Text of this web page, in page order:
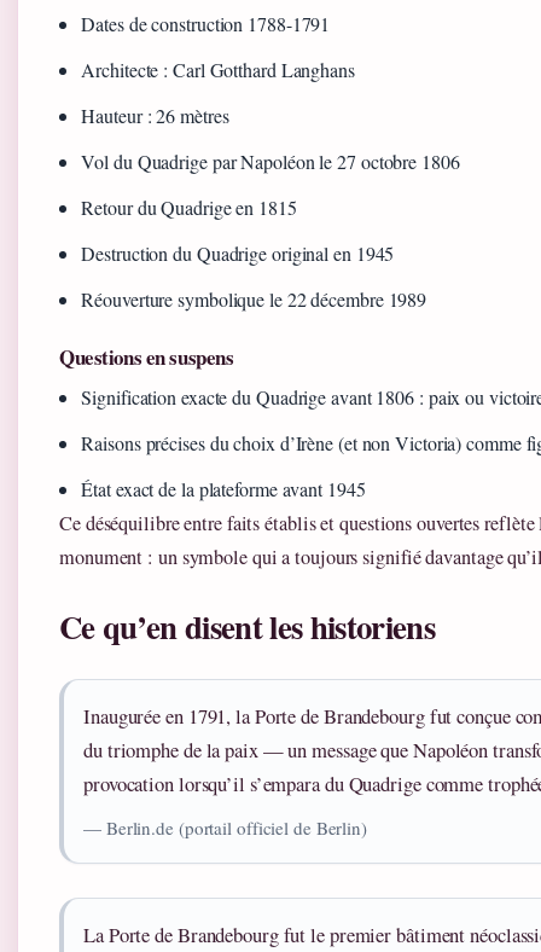
Dates de construction 1788-1791
Architecte : Carl Gotthard Langhans
Hauteur : 26 mètres
Vol du Quadrige par Napoléon le 27 octobre 1806
Retour du Quadrige en 1815
Destruction du Quadrige original en 1945
Réouverture symbolique le 22 décembre 1989
Questions en suspens
Signification exacte du Quadrige avant 1806 : paix ou
Raisons précises du choix d’Irène (et non Victoria) comme
État exact de la plateforme avant 1945
Ce déséquilibre entre faits établis et questions ouvertes
monument : un symbole qui a toujours signifié davantage
Ce qu’en disent les historiens
Inaugurée en 1791, la Porte de Brandebourg fut conçue
du triomphe de la paix — un message que Napoléon
provocation lorsqu’il s’empara du Quadrige comme
— Berlin.de (portail officiel de Berlin)
La Porte de Brandebourg fut le premier bâtiment